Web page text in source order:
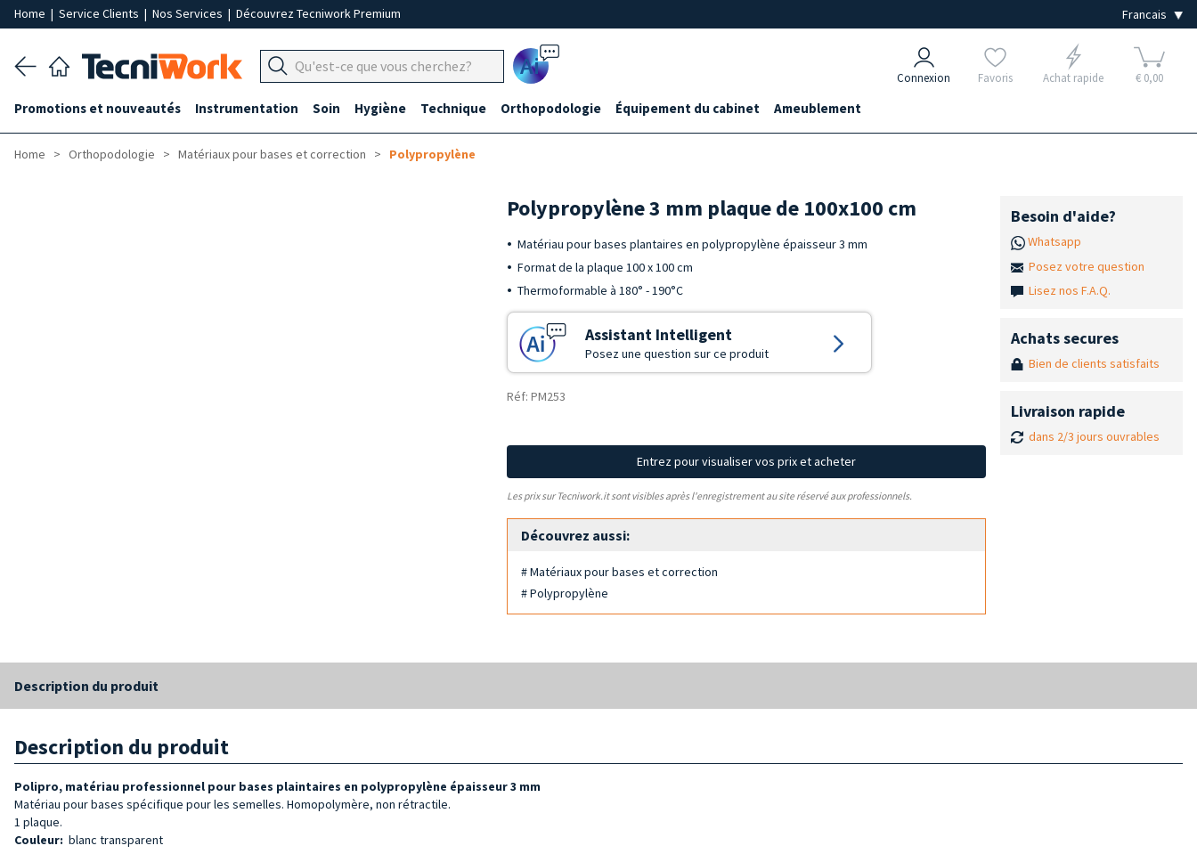
Home | Service Clients | Nos Services | Découvrez Tecniwork Premium
Ai Connexion Favoris Achat rapide € 0,00
Promotions et nouveautés Instrumentation Soin Hygiène Technique Orthopodologie Équipement du cabinet Ameublement
Home Orthopodologie Matériaux pour bases et correction Polypropylène
Polypropylène 3 mm plaque de 100x100 cm
Matériau pour bases plantaires en polypropylène épaisseur 3 mm
Format de la plaque 100 x 100 cm
Thermoformable à 180° - 190°C
Assistant Intelligent
Posez une question sur ce produit
Réf: PM253
Entrez pour visualiser vos prix et acheter
Les prix sur Tecniwork.it sont visibles après l'enregistrement au site réservé aux professionnels.
Découvrez aussi:
# Matériaux pour bases et correction
# Polypropylène
Besoin d'aide?
Whatsapp
Posez votre question
Lisez nos F.A.Q.
Achats secures
Bien de clients satisfaits
Livraison rapide
dans 2/3 jours ouvrables
Description du produit
Description du produit
Polipro, matériau professionnel pour bases plaintaires en polypropylène épaisseur3 mm
Matériau pour bases spécifique pour les semelles. Homopolymère, non rétractile.
1 plaque.
Couleur: blanc transparent